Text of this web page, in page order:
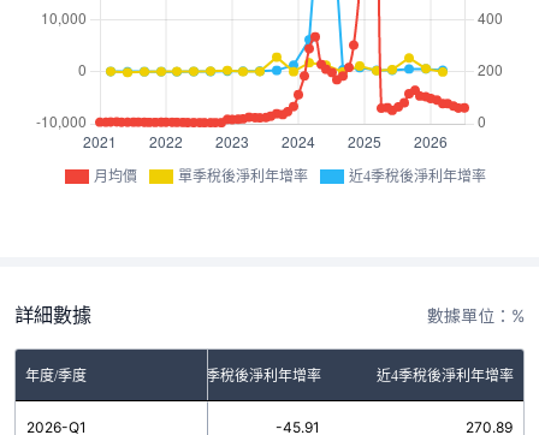
月均價 單季稅後淨利年增率 近4季稅後淨利年增率
詳細數據 數據單位：%
年度/季度 單季稅後淨利年增率 近4季稅後淨利年增率
2026-Q1 -45.91 270.89